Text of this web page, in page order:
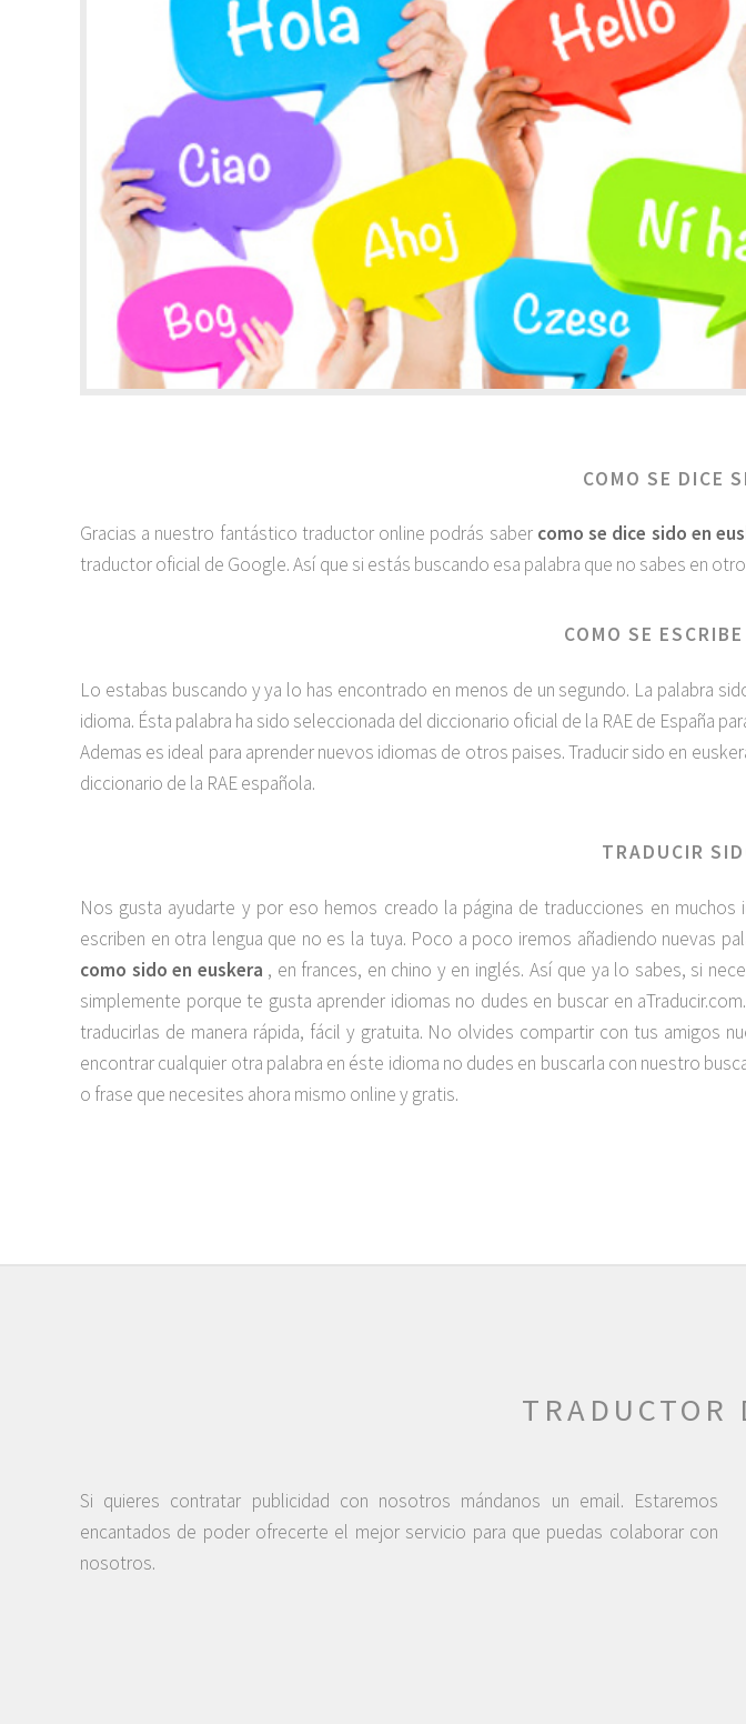
COMO SE DICE
Gracias a nuestro fantástico traductor online podrás saber como se dice sido en
traductor oficial de Google. Así que si estás buscando esa palabra que no sabes en
COMO SE
Lo estabas buscando y ya lo has encontrado en menos de un segundo. La palabra
idioma. Ésta palabra ha sido seleccionada del diccionario oficial de la RAE de España
Ademas es ideal para aprender nuevos idiomas de otros paises. Traducir sido en
diccionario de la RAE española.
TRADUCIR
Nos gusta ayudarte y por eso hemos creado la página de traducciones en
escriben en otra lengua que no es la tuya. Poco a poco iremos añadiendo nuevas
como sido en euskera , en frances, en chino y en inglés. Así que ya lo sabes, si
simplemente porque te gusta aprender idiomas no dudes en buscar en
traducirlas de manera rápida, fácil y gratuita. No olvides compartir con tus amigos
encontrar cualquier otra palabra en éste idioma no dudes en buscarla con nuestro
o frase que necesites ahora mismo online y gratis.
TRADUCTOR
Si quieres contratar publicidad con nosotros mándanos un email. Estaremos
encantados de poder ofrecerte el mejor servicio para que puedas colaborar con
nosotros.